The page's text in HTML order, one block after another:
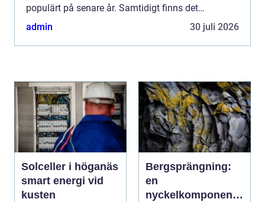
populärt på senare år. Samtidigt finns det
situationer då privatpersoner behöver en dedikerad
admin 30 juli 2026
Solceller i höganäs
smart energi vid
kusten
Bergsprängning:
en
nyckelkomponent i